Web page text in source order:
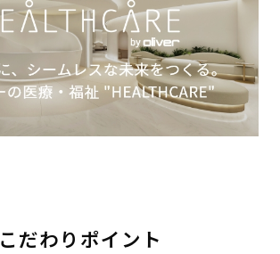
こだわりポイント